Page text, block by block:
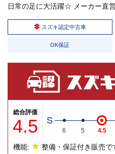
日常の足に大活躍☆ メーカー直
スズキ認定中古車
OK保証
総合評価
4.5 S
6 5 4.5
機能:
整備・保証付き販売で